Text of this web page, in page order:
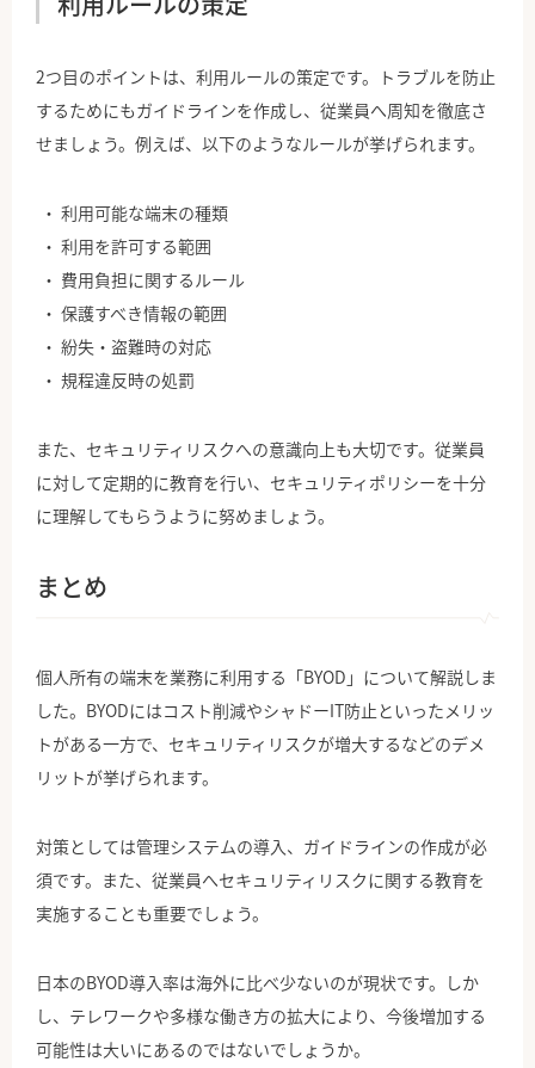
2つ目のポイントは、利用ルールの策定です。トラブルを防止
するためにもガイドラインを作成し、従業員へ周知を徹底さ
せましょう。例えば、以下のようなルールが挙げられます。
利用可能な端末の種類
利用を許可する範囲
費用負担に関するルール
保護すべき情報の範囲
紛失・盗難時の対応
規程違反時の処罰
また、セキュリティリスクへの意識向上も大切です。従業員
に対して定期的に教育を行い、セキュリティポリシーを十分
に理解してもらうように努めましょう。
まとめ
個人所有の端末を業務に利用する「BYOD」について解説しま
した。BYODにはコスト削減やシャドーIT防止といったメリッ
トがある一方で、セキュリティリスクが増大するなどのデメ
リットが挙げられます。
対策としては管理システムの導入、ガイドラインの作成が必
須です。また、従業員へセキュリティリスクに関する教育を
実施することも重要でしょう。
日本のBYOD導入率は海外に比べ少ないのが現状です。しか
し、テレワークや多様な働き方の拡大により、今後増加する
可能性は大いにあるのではないでしょうか。